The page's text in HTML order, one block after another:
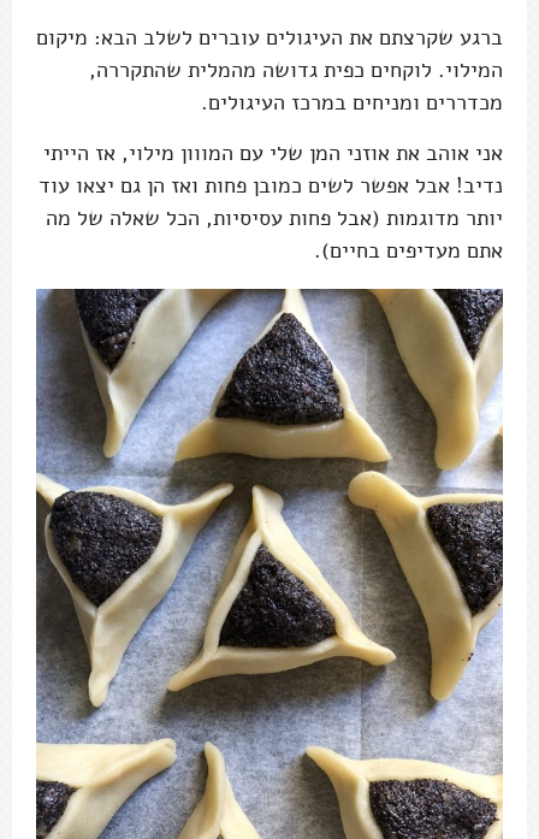
ברגע שקרצתם את העיגולים עוברים לשלב הבא: מיקום
המילוי. לוקחים כפית גדושה מהמלית שהתקררה,
מכדררים ומניחים במרכז העיגולים.
אני אוהב את אוזני המן שלי עם המווון מילוי, אז הייתי
נדיב! אבל אפשר לשים כמובן פחות ואז הן גם יצאו עוד
יותר מדוגמות (אבל פחות עסיסיות, הכל שאלה של מה
אתם מעדיפים בחיים).